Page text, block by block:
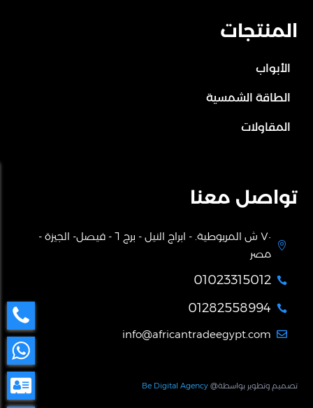
تواصل معنا

٧٠ ش المريوطية. - ابراج النيل - برج ٦ - فيصل- الجيزة -
مصر

01023315012

01282558994

info@africantradeegypt.com
المنتجات
الأبواب
الطاقة الشمسية
المقاولات
وتطوير بواسطة@Be Digital Agency